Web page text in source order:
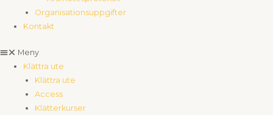
Organisationsuppgifter
Kontakt
Meny
Klättra ute
Klättra ute
Access
Klätterkurser